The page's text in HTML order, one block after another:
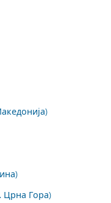
Црна Гора)